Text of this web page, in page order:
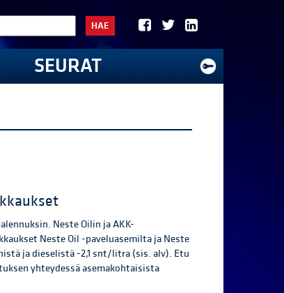
HAE
SEURAT
Neste Oilin ja AKK-
Neste Oil -paveluasemilta ja Neste
ja dieselistä -2,1 snt/litra (sis. alv). Etu
yhteydessä asemakohtaisista